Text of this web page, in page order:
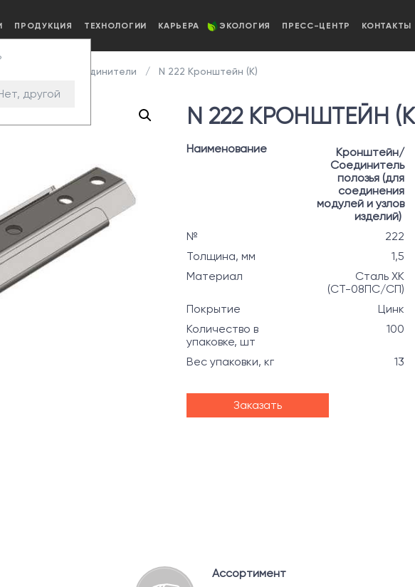
другой
ПРОДУКЦИЯ ТЕХНОЛОГИИ КАРЬЕРА ЭКОЛОГИЯ ПРЕСС-ЦЕНТР КОНТАКТЫ
Стяжки и соединители N 222 Кронштейн (К)
N 222 КРОНШТЕЙН
Наименование
Кронштейн/
Соединитель
полозья (для
соединения
модулей и узлов
изделий)
№
222
Толщина, мм
1,5
Материал
Сталь ХК
(СТ-08ПС/СП)
Покрытие
Цинк
Количество в
упаковке, шт
100
Вес упаковки, кг 13
Заказать
Ассортимент